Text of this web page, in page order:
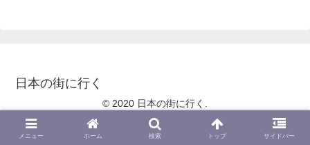
日本の街に行く
© 2020 日本の街に行く.
メニュー ホーム 検索 トップ サイドバー